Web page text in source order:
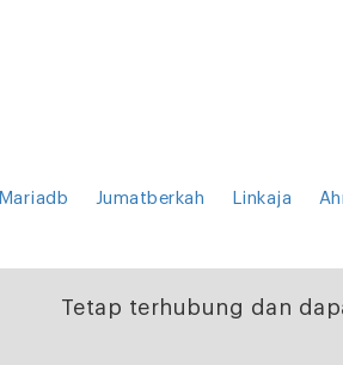
Mariadb Jumatberkah Linkaja
Tetap terhubung dan